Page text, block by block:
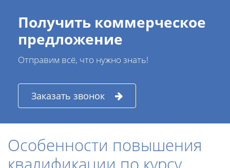
Получить коммерческое
предложение
Отправим всё, что нужно знать!
Заказать звонок
Особенности повышения